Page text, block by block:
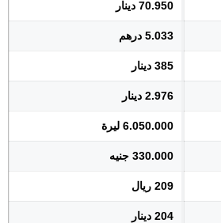
70.950 دينار
5.033 درهم
385 دينار
2.976 دينار
6.050.000 ليرة
330.000 جنيه
209 ريال
204 دينار